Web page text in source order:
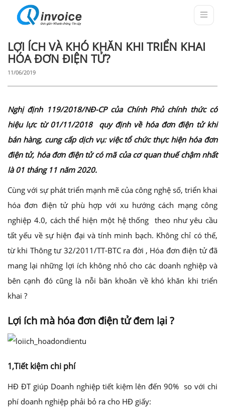
LỢI ÍCH VÀ KHÓ KHĂN KHI TRIỂN KHAI
HÓA ĐƠN ĐIỆN TỬ?
11/06/2019
Nghị định 119/2018/NĐ-CP của Chính Phủ chính thức có
hiệu lực từ 01/11/2018 quy định về hóa đơn điện tử khi
bán hàng, cung cấp dịch vụ: việc tổ chức thực hiện hóa đơn
điện tử, hóa đơn điện tử có mã của cơ quan thuế chậm nhất
là 01 tháng 11 năm 2020.
Cùng với sự phát triển mạnh mẽ của công nghệ số, triển khai
hóa đơn điện tử phù hợp với xu hướng cách mạng công
nghiệp 4.0, cách thể hiện một hệ thống theo như yêu cầu
tất yếu về sự hiện đại và tính minh bạch. Không chỉ có thế,
từ khi Thông tư 32/2011/TT-BTC ra đời , Hóa đơn điện tử đã
mang lại những lợi ích không nhỏ cho các doanh nghiệp và
bên cạnh đó cũng là nỗi băn khoăn về khó khăn khi triển
khai ?
Lợi ích mà hóa đơn điện tử đem lại ?
1,Tiết kiệm chi phí
HĐ ĐT giúp Doanh nghiệp tiết kiệm lên đến 90% so với chi
phí doanh nghiệp phải bỏ ra cho HĐ giấy: